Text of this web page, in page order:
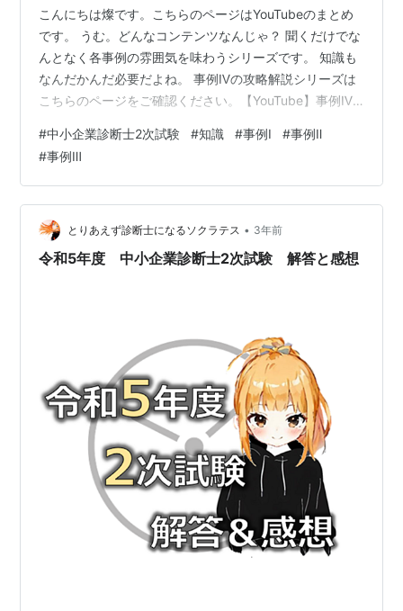
こんにちは燦です。こちらのページはYouTubeのまとめ
です。 うむ。どんなコンテンツなんじゃ？ 聞くだけでな
んとなく各事例の雰囲気を味わうシリーズです。 知識も
なんだかんだ必要だよね。 事例Ⅳの攻略解説シリーズは
こちらのページをご確認ください。【YouTube】事例Ⅳ
らのページをご確認ください。【YouTube】事例Ⅳ 過去
問解説シリーズ チャンネル登録もよろしくね♪ ◆目次◆
1．事例Ⅰ－① 事業承継・新規事業開発 2．事例Ⅰ－② 競
争優位性・経営戦略/事業戦略 3．事例Ⅰ－③ 組織運営・
人事施策 4．事例Ⅰ－④ 後継者育成・市場販路開…
#中小企業診断士2次試験 #知識 #事例Ⅰ #事例Ⅱ
#事例Ⅲ
とりあえず診断士になるソクラテス • 3年前
令和5年度 中小企業診断士2次試験 解答と感想